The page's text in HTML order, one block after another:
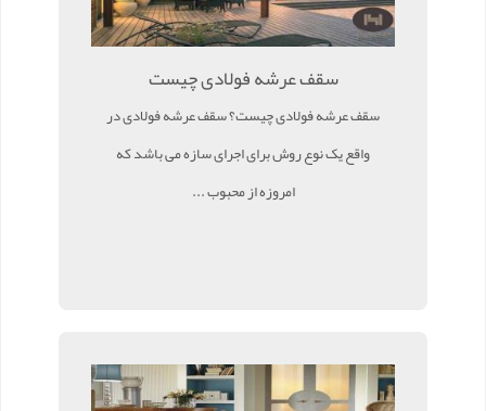
سقف عرشه فولادی چیست
سقف عرشه فولادی چیست؟ سقف عرشه فولادی در
واقع یک نوع روش برای اجرای سازه می باشد که
امروزه از محبوب ...